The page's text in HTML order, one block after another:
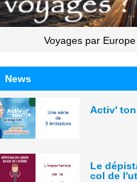
Voyages par
News
Activ'
Le
col de